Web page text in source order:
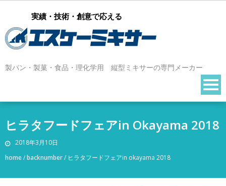
実績・技術・創意で応える
製パン・製菓・食品・理化学用 縦型ミキサーの専門メーカー
ヒラタフードフェアin Okayama 2018
2018年3月10日
home/backnumber/ ヒラタフードフェアin okayama 2018